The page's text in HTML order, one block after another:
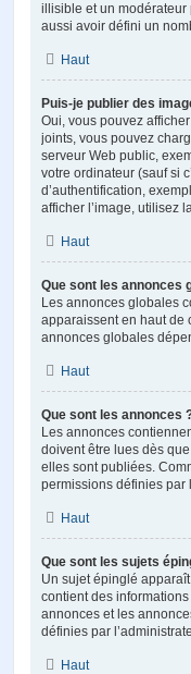
illisible et un modérateur
aussi avoir défini un
Haut
Puis-je publier des
Oui, vous pouvez
joints, vous pouvez
serveur Web public,
votre ordinateur (sauf si
d’authentification,
afficher l’image, utilisez
Haut
Que sont les annonces
Les annonces globales
apparaissent en haut de
annonces globales
Haut
Que sont les annonces
Les annonces
doivent être lues dès
elles sont publiées.
permissions définies par
Haut
Que sont les sujets
Un sujet épinglé
contient des
annonces et les
définies par
Haut